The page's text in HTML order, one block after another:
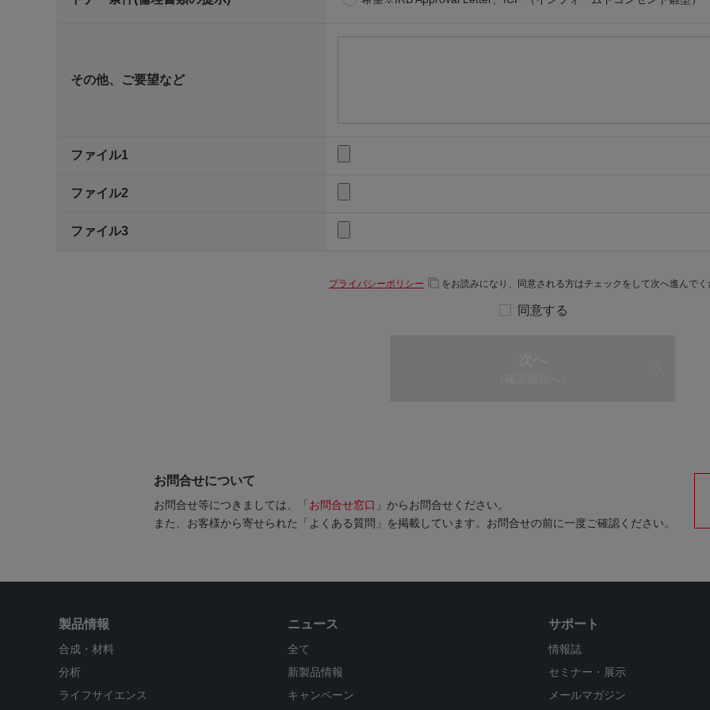
その他、ご要望など
ファイル1
ファイル2
ファイル3
プライバシーポリシー をお読みになり、同意される方はチェックをして次へ進んでく
同意する
お問合せについて
お問合せ等につきましては、「 お問合せ窓口 」からお問合せください。
また、お客様から寄せられた「よくある質問」を掲載しています。お問合せの前に一度ご確認ください。
製品情報
合成・材料
分析
ライフサイエンス
ニュース
全て
新製品情報
キャンペーン
サポート
情報誌
セミナー・展示
メールマガジン